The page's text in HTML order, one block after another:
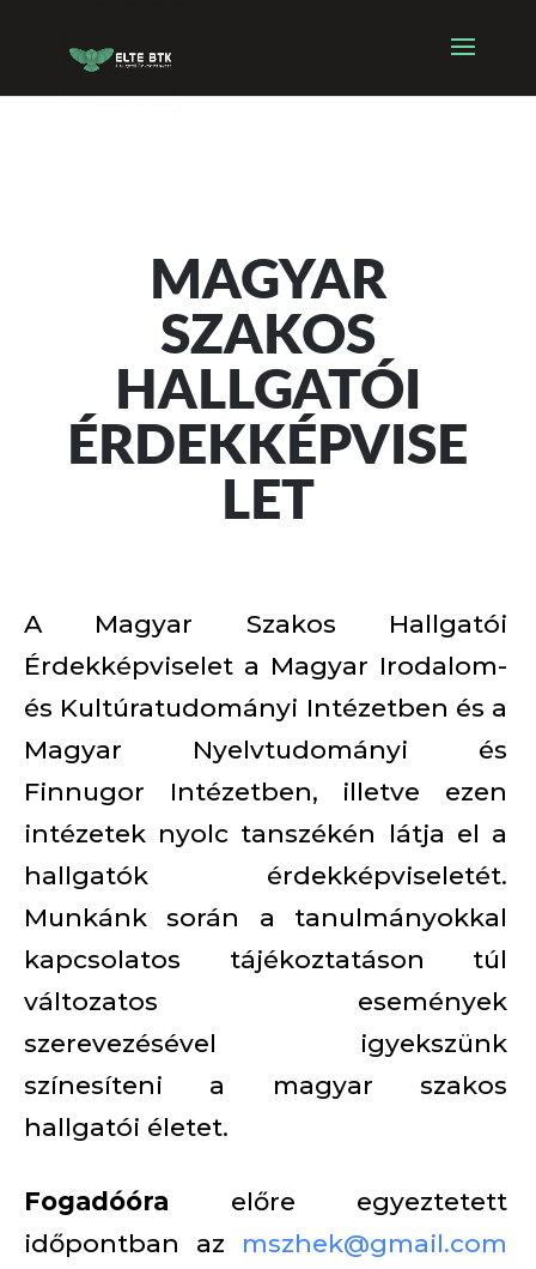
MAGYAR
SZAKOS
HALLGATÓI
ÉRDEKKÉPVISE
LET
A Magyar Szakos Hallgatói
Érdekképviselet a Magyar Irodalom-
és Kultúratudományi Intézetben és a
Magyar Nyelvtudományi és
Finnugor Intézetben, illetve ezen
intézetek nyolc tanszékén látja el a
hallgatók érdekképviseletét.
Munkánk során a tanulmányokkal
kapcsolatos tájékoztatáson túl
változatos események
szerevezésével igyekszünk
színesíteni a magyar szakos
hallgatói életet.
Fogadóóra előre egyeztetett
időpontban az mszhek@gmail.com